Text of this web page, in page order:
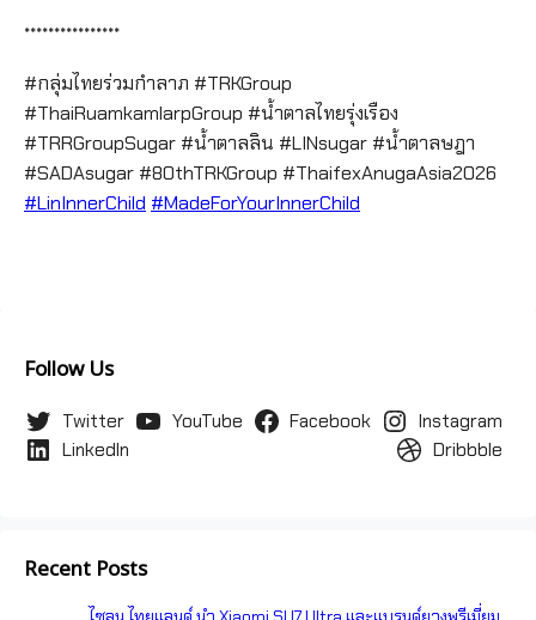
****************
#กลุ่มไทยร่วมกำลาภ #TRKGroup
#ThaiRuamkamlarpGroup #น้ำตาลไทยรุ่งเรือง
#TRRGroupSugar #น้ำตาลลิน #LINsugar #น้ำตาลษฎา
#SADAsugar #80thTRKGroup #ThaifexAnugaAsia2026
#LinInnerChild #MadeForYourInnerChild
Follow Us
Twitter YouTube Facebook
Instagram
LinkedIn
Dribbble
Recent Posts